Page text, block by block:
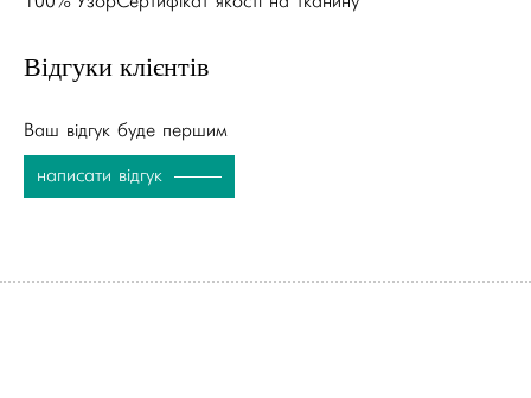
Відгуки клієнтів
Ваш відгук буде першим
написати відгук